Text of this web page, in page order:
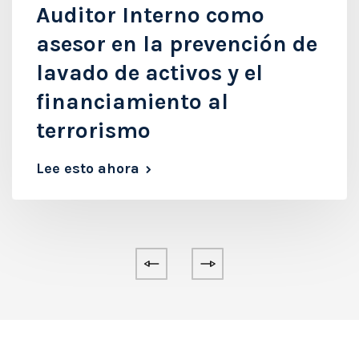
Auditor Interno como
asesor en la prevención de
lavado de activos y el
financiamiento al
terrorismo
Lee esto ahora